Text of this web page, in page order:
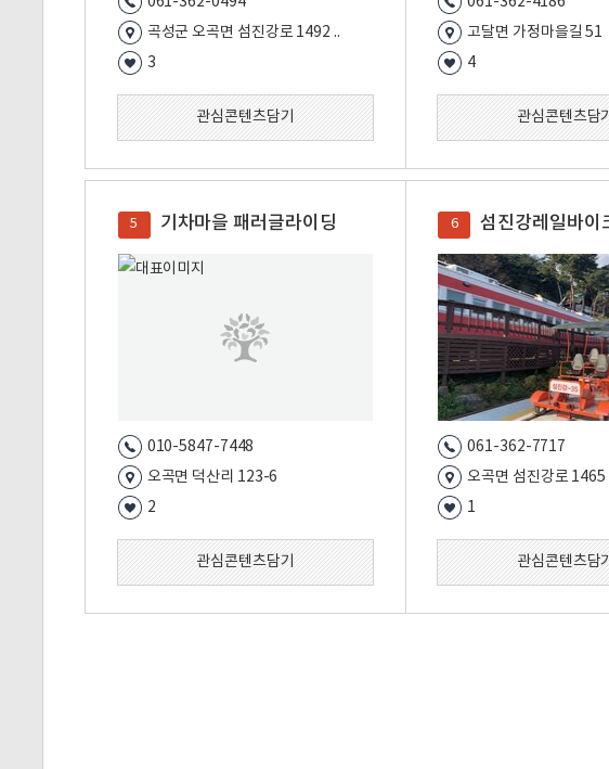
곡성군 오곡면 섬진강로 1492 ..
3
관심콘텐츠담기
고달면 가정마을길 51
4
관심콘텐츠담기
5 기차마을 패러글라이딩
010-5847-7448
오곡면 덕산리 123-6
2
관심콘텐츠담기
6 섬진강레일바이
061-362-7717
오곡면 섬진강로 1465
1
관심콘텐츠담기